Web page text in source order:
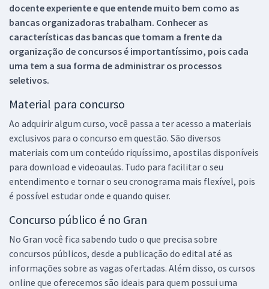
docente experiente e que entende muito bem como as
bancas organizadoras trabalham. Conhecer as
características das bancas que tomam a frente da
organização de concursos é importantíssimo, pois cada
uma tem a sua forma de administrar os processos
seletivos.
Material para concurso
Ao adquirir algum curso, você passa a ter acesso a materiais
exclusivos para o concurso em questão. São diversos
materiais com um conteúdo riquíssimo, apostilas disponíveis
para download e videoaulas. Tudo para facilitar o seu
entendimento e tornar o seu cronograma mais flexível, pois
é possível estudar onde e quando quiser.
Concurso público é no Gran
No Gran você fica sabendo tudo o que precisa sobre
concursos públicos, desde a publicação do edital até as
informações sobre as vagas ofertadas. Além disso, os cursos
online que oferecemos são ideais para quem possui uma